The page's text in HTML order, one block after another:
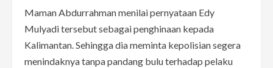
Maman Abdurrahman menilai pernyataan Edy
Mulyadi tersebut sebagai penghinaan kepada
Kalimantan. Sehingga dia meminta kepolisian segera
menindaknya tanpa pandang bulu terhadap pelaku